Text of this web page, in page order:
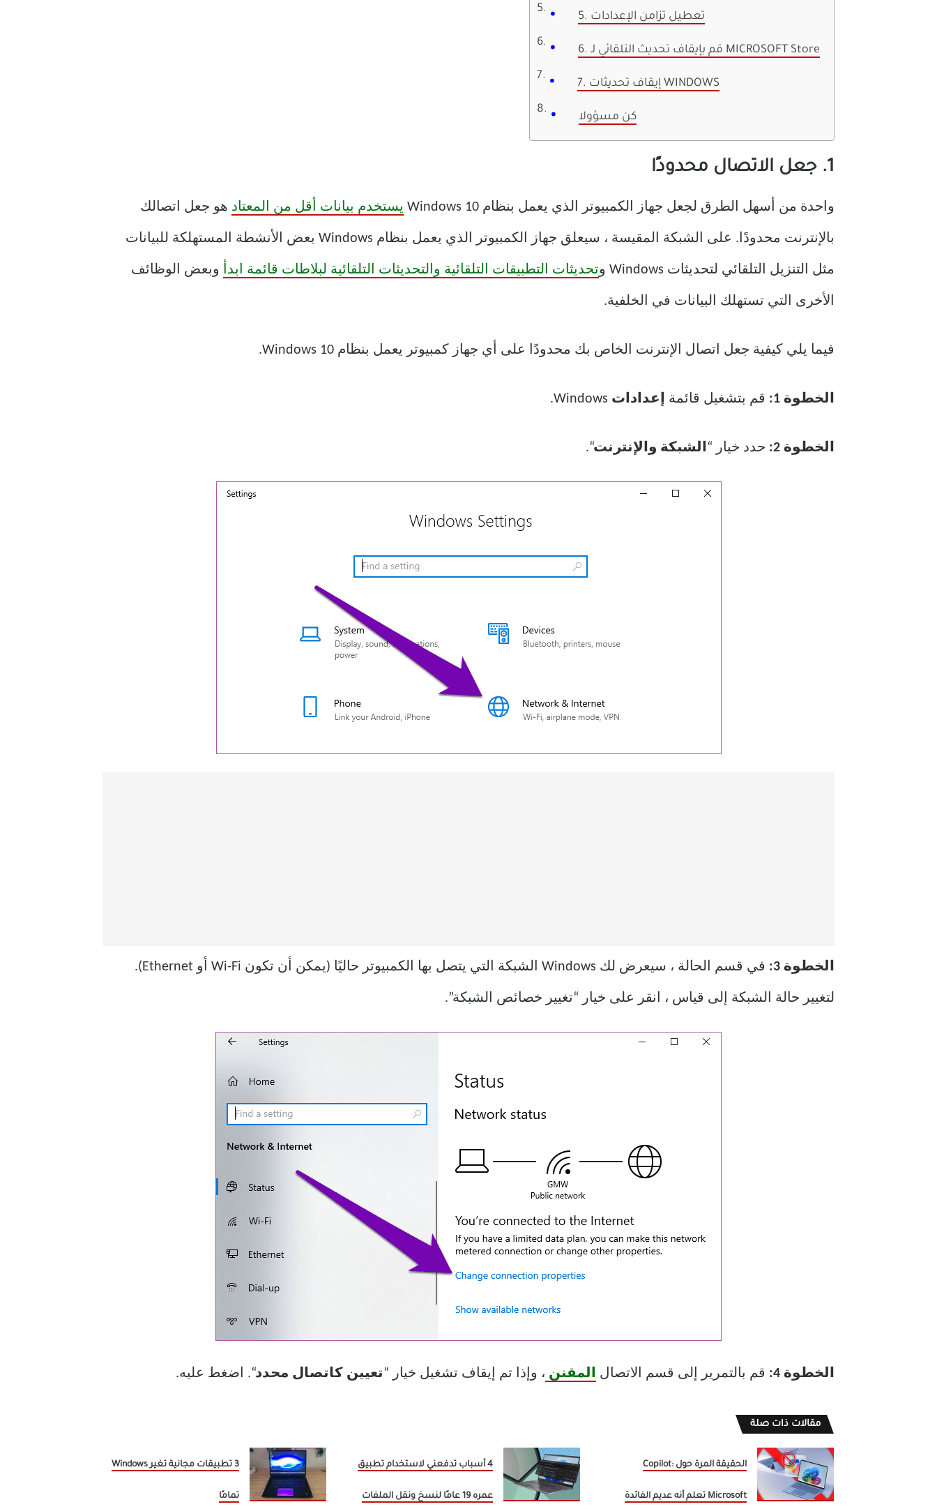
5. تعطيل تزامن الإعدادات
6. قم بإيقاف تحديث التلقائي لـ MICROSOFT Store
7. إيقاف تحديثات WINDOWS
كن مسؤولا
1. جعل الاتصال محدودًا
واحدة من أسهل الطرق لجعل جهاز الكمبيوتر الذي يعمل بنظام Windows 10 يستخدم بيانات أقل من المعتاد هو جعل اتصالك
بالإنترنت محدودًا. على الشبكة المقيسة ، سيعلق جهاز الكمبيوتر الذي يعمل بنظام Windows بعض الأنشطة المستهلكة للبيانات
مثل التنزيل التلقائي لتحديثات Windows و تحديثات التطبيقات التلقائية والتحديثات التلقائية لبلاطات قائمة ابدأ وبعض الوظائف
الأخرى التي تستهلك البيانات في الخلفية.
فيما يلي كيفية جعل اتصال الإنترنت الخاص بك محدودًا على أي جهاز كمبيوتر يعمل بنظام Windows 10.
الخطوة 1: قم بتشغيل قائمة إعدادات
الخطوة 2: حدد خيار “الشبكة والإنترنت“.
الخطوة 3: في قسم الحالة ، سيعرض لك Windows الشبكة التي يتصل بها الكمبيوتر حاليًا (يمكن أن تكون Wi-Fi أو Ethernet).
لتغيير حالة الشبكة إلى قياس ، انقر على خيار “تغيير خصائص الشبكة”.
الخطوة 4: قم بالتمرير إلى قسم الاتصال المقنن ، وإذا تم إيقاف تشغيل خيار “ تعيين كاتصال محدد“. اضغط عليه.
مقالات ذات صلة
الحقيقة المرة حول Copilot:
Microsoft تعلم أنه عديم الفائدة
4 أسباب تدفعني لاستخدام تطبيق
عمره 19 عامًا لنسخ ونقل الملفات
3 تطبيقات مجانية تغير Windows
تمامًا